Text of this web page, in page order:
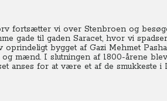
fortsætter vi over Stenbroen og
gade til gaden Saracet, hvor vi
oprindeligt bygget af Gazi Mehmet
mænd. I slutningen af 1800-årene
anses for at være et af de smukkeste i